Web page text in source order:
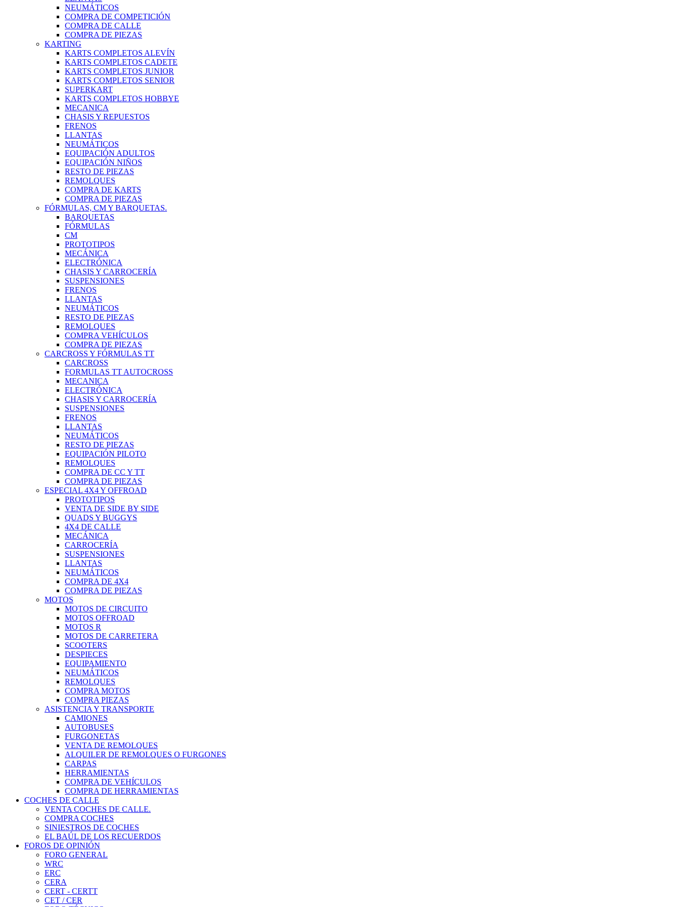
NEUMÁTICOS
COMPRA DE COMPETICIÓN
COMPRA DE CALLE
COMPRA DE PIEZAS
KARTING
KARTS COMPLETOS ALEVÍN
KARTS COMPLETOS CADETE
KARTS COMPLETOS JUNIOR
KARTS COMPLETOS SENIOR
SUPERKART
KARTS COMPLETOS HOBBYE
MECANICA
CHASIS Y REPUESTOS
FRENOS
LLANTAS
NEUMÁTICOS
EQUIPACIÓN ADULTOS
EQUIPACIÓN NIÑOS
RESTO DE PIEZAS
REMOLQUES
COMPRA DE KARTS
COMPRA DE PIEZAS
FÓRMULAS, CM Y BARQUETAS.
BARQUETAS
FÓRMULAS
CM
PROTOTIPOS
MECÁNICA
ELECTRÓNICA
CHASIS Y CARROCERÍA
SUSPENSIONES
FRENOS
LLANTAS
NEUMÁTICOS
RESTO DE PIEZAS
REMOLQUES
COMPRA VEHÍCULOS
COMPRA DE PIEZAS
CARCROSS Y FÓRMULAS TT
CARCROSS
FORMULAS TT AUTOCROSS
MECANICA
ELECTRÓNICA
CHASIS Y CARROCERÍA
SUSPENSIONES
FRENOS
LLANTAS
NEUMÁTICOS
RESTO DE PIEZAS
EQUIPACIÓN PILOTO
REMOLQUES
COMPRA DE CC Y TT
COMPRA DE PIEZAS
ESPECIAL 4X4 Y OFFROAD
PROTOTIPOS
VENTA DE SIDE BY SIDE
QUADS Y BUGGYS
4X4 DE CALLE
MECÁNICA
CARROCERÍA
SUSPENSIONES
LLANTAS
NEUMÁTICOS
COMPRA DE 4X4
COMPRA DE PIEZAS
MOTOS
MOTOS DE CIRCUITO
MOTOS OFFROAD
MOTOS R
MOTOS DE CARRETERA
SCOOTERS
DESPIECES
EQUIPAMIENTO
NEUMÁTICOS
REMOLQUES
COMPRA MOTOS
COMPRA PIEZAS
ASISTENCIA Y TRANSPORTE
CAMIONES
AUTOBUSES
FURGONETAS
VENTA DE REMOLQUES
ALQUILER DE REMOLQUES O FURGONES
CARPAS
HERRAMIENTAS
COMPRA DE VEHÍCULOS
COMPRA DE HERRAMIENTAS
COCHES DE CALLE
VENTA COCHES DE CALLE.
COMPRA COCHES
SINIESTROS DE COCHES
EL BAÚL DE LOS RECUERDOS
FOROS DE OPINIÓN
FORO GENERAL
WRC
ERC
CERA
CERT - CERTT
CET / CER